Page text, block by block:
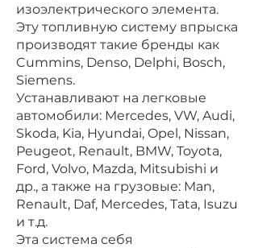
изоэлектрического элемента.
Эту топливную систему впрыска
производят такие бренды как
Cummins, Denso, Delphi, Bosch,
Siemens.
Устанавливают на легковые
автомобили: Mercedes, VW, Audi,
Skoda, Kia, Hyundai, Opel, Nissan,
Peugeot, Renault, BMW, Toyota,
Ford, Volvo, Mazda, Mitsubishi и
др., а также на грузовые: Man,
Renault, Daf, Mercedes, Tata, Isuzu
и т.д.
Эта система себя